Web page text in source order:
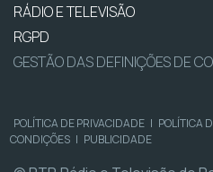
RÁDIO E TELEVISÃO
RGPD
GESTÃO DAS DEFINIÇÕES DE
POLÍTICA DE PRIVACIDADE | POLÍTICA
CONDIÇÕES | PUBLICIDADE